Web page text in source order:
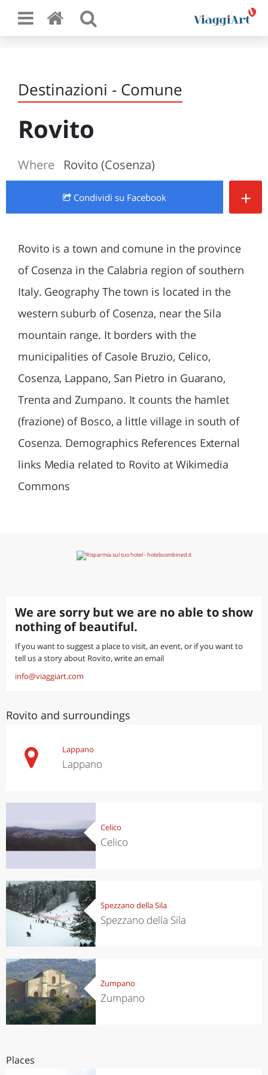
Destinazioni - Comune
Rovito
Where Rovito (Cosenza)
Condividi su Facebook +
Rovito is a town and comune in the province
of Cosenza in the Calabria region of southern
Italy. Geography The town is located in the
western suburb of Cosenza, near the Sila
mountain range. It borders with the
municipalities of Casole Bruzio, Celico,
Cosenza, Lappano, San Pietro in Guarano,
Trenta and Zumpano. It counts the hamlet
(frazione) of Bosco, a little village in south of
Cosenza. Demographics References External
links Media related to Rovito at Wikimedia
Commons
We are sorry but we are no able to show
nothing of beautiful.
If you want to suggest a place to visit, an event, or if you want to
tell us a story about Rovito, write an email
info@viaggiart.com
Rovito and surroundings
Lappano
Lappano
Celico
Celico
Spezzano della Sila
Spezzano della Sila
Zumpano
Zumpano
Places